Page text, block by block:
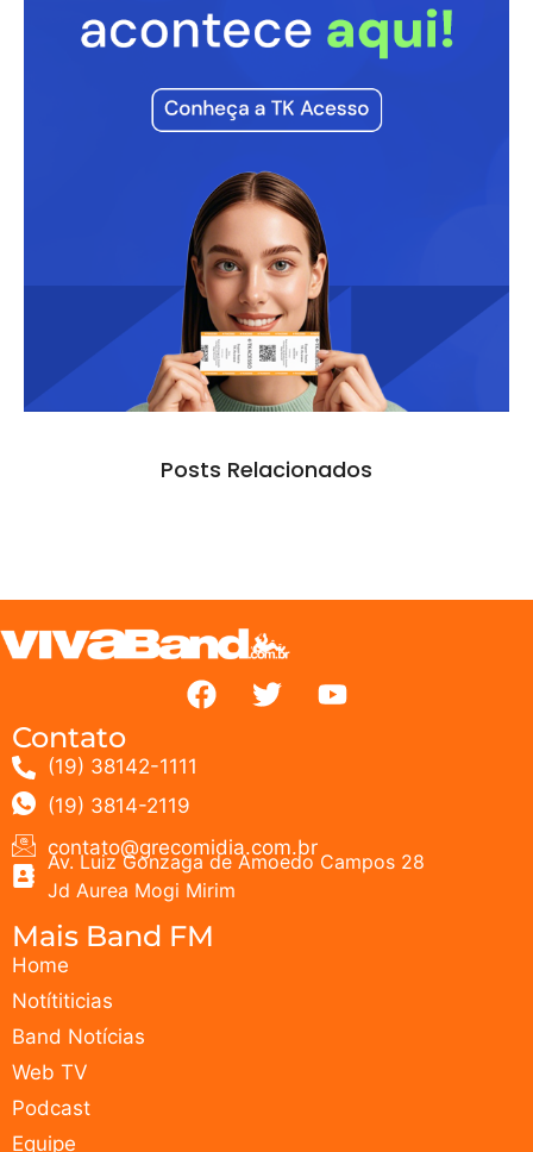
Posts Relacionados
Contato
(19) 38142-1111
(19) 3814-2119
contato@grecomidia.com.br
Av. Luiz Gonzaga de Amoedo Campos 28
Jd Aurea Mogi Mirim
Mais Band FM
Home
Notítiticias
Band Notícias
Web TV
Podcast
Equipe